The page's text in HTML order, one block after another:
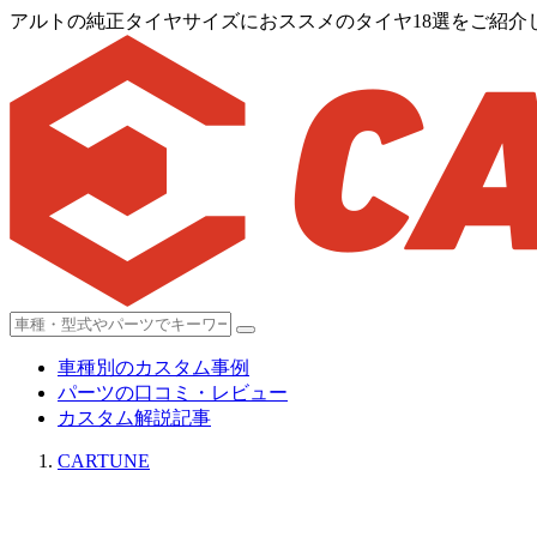
アルトの純正タイヤサイズにおススメのタイヤ18選をご紹介
車種別のカスタム事例
パーツの口コミ・レビュー
カスタム解説記事
CARTUNE